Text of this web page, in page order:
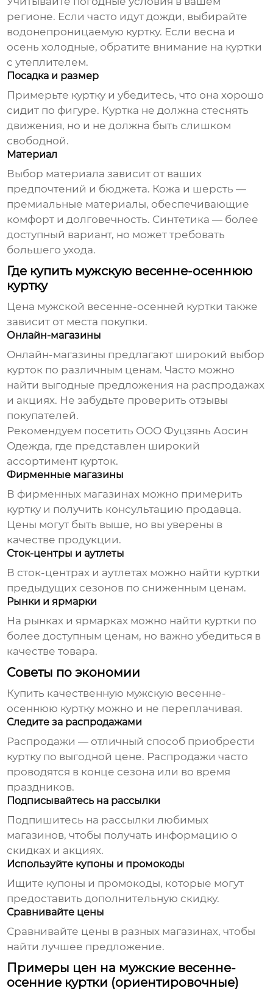
регионе. Если часто идут дожди, выбирайте
водонепроницаемую куртку. Если весна и
осень холодные, обратите внимание на куртки
с утеплителем.
Посадка и размер
Примерьте куртку и убедитесь, что она хорошо
сидит по фигуре. Куртка не должна стеснять
движения, но и не должна быть слишком
свободной.
Материал
Выбор материала зависит от ваших
предпочтений и бюджета. Кожа и шерсть —
премиальные материалы, обеспечивающие
комфорт и долговечность. Синтетика — более
доступный вариант, но может требовать
большего ухода.
Где купить мужскую весенне-осеннюю
куртку
Цена мужской весенне-осенней куртки также
зависит от места покупки.
Онлайн-магазины
Онлайн-магазины предлагают широкий выбор
курток по различным ценам. Часто можно
найти выгодные предложения на распродажах
и акциях. Не забудьте проверить отзывы
покупателей.
Рекомендуем посетить ООО Фуцзянь Аосин
Одежда, где представлен широкий
ассортимент курток.
Фирменные магазины
В фирменных магазинах можно примерить
куртку и получить консультацию продавца.
Цены могут быть выше, но вы уверены в
качестве продукции.
Сток-центры и аутлеты
В сток-центрах и аутлетах можно найти куртки
предыдущих сезонов по сниженным ценам.
Рынки и ярмарки
На рынках и ярмарках можно найти куртки по
более доступным ценам, но важно убедиться в
качестве товара.
Советы по экономии
Купить качественную мужскую весенне-
осеннюю куртку можно и не переплачивая.
Следите за распродажами
Распродажи — отличный способ приобрести
куртку по выгодной цене. Распродажи часто
проводятся в конце сезона или во время
праздников.
Подписывайтесь на рассылки
Подпишитесь на рассылки любимых
магазинов, чтобы получать информацию о
скидках и акциях.
Используйте купоны и промокоды
Ищите купоны и промокоды, которые могут
предоставить дополнительную скидку.
Сравнивайте цены
Сравнивайте цены в разных магазинах, чтобы
найти лучшее предложение.
Примеры цен на мужские весенне-
осенние куртки (ориентировочные)